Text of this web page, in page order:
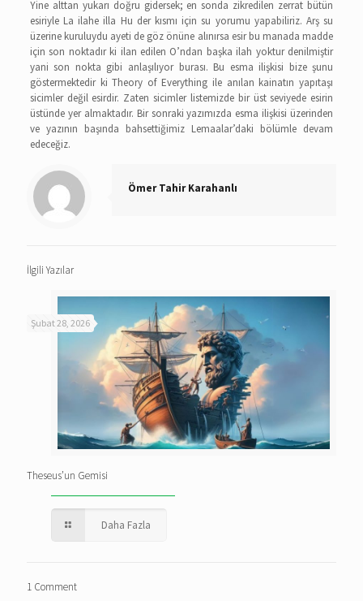
Yine alttan yukarı doğru gidersek; en sonda zikredilen zerrat bütün
esiriyle La ilahe illa Hu der kısmı için su yorumu yapabiliriz. Arş su
üzerine kuruluydu ayeti de göz önüne alınırsa esir bu manada madde
için son noktadır ki ilan edilen O’ndan başka ilah yoktur denilmiştir
yani son nokta gibi anlaşılıyor burası. Bu esma ilişkisi bize şunu
göstermektedir ki Theory of Everything ile anılan kainatın yapıtaşı
sicimler değil esirdir. Zaten sicimler listemizde bir üst seviyede esirin
üstünde yer almaktadır. Bir sonraki yazımızda esma ilişkisi üzerinden
ve yazının başında bahsettiğimiz Lemaalar’daki bölümle devam
edeceğiz.
Ömer Tahir Karahanlı
İlgili Yazılar
Şubat 28, 2026
Theseus’un Gemisi
Daha Fazla
1 Comment